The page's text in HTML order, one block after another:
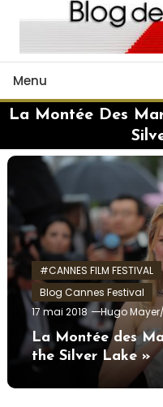
Menu
La Montée Des
#CANNES FILM FESTIVAL
Blog Cannes Festival
17 mai 2018
Hugo
La Montée des
the Silver Lake »